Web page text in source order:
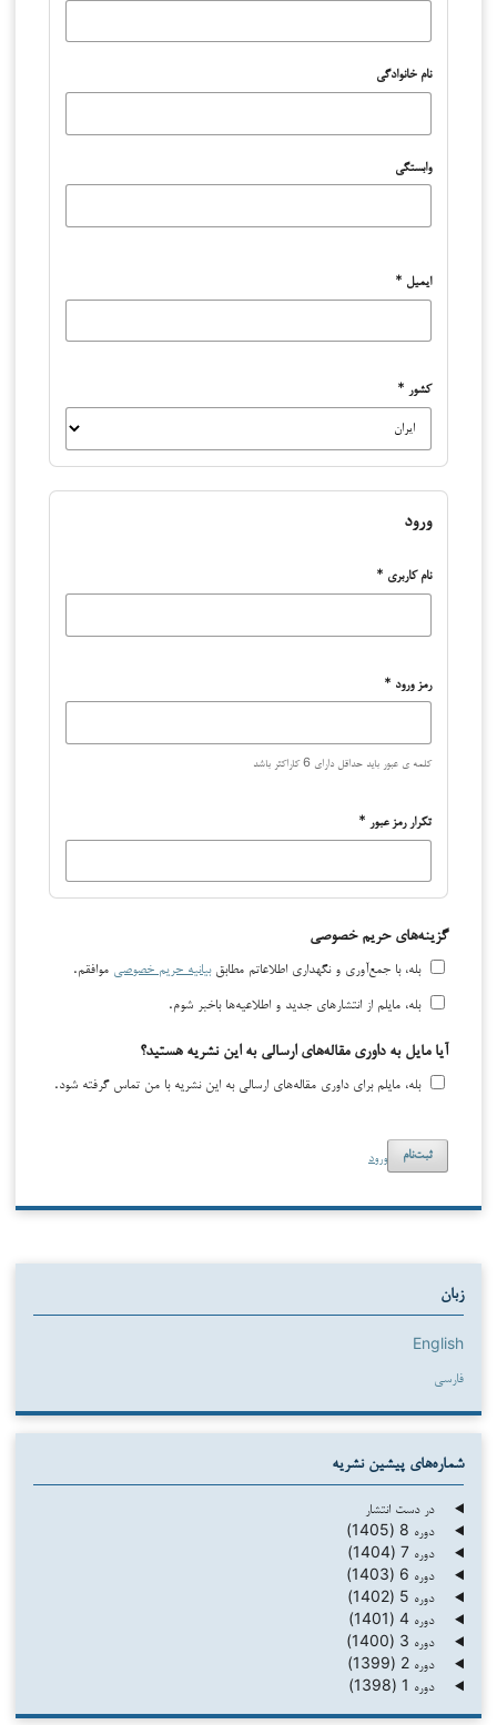
نام خانوادگی
وابستگی
ایمیل *
کشور *
ورود
نام کاربری *
رمز ورود *
کلمه ی عبور باید حداقل دارای 6 کاراکتر باشد
تکرار رمز عبور *
گزینه‌های حریم خصوصی
بله، با جمع‌آوری و نگهداری اطلاعاتم مطابقبیانیه حریم خصوصی
موافقم.
بله، مایلم از انتشارهای جدید و اطلاعیه‌ها باخبر شوم.
آیا مایل به داوری مقاله‌های ارسالی به این نشریه هستید؟
بله، مایلم برای داوری مقاله‌های ارسالی به این نشریه با من تماس گرفته شود.
ثبت‌نام ورود
زبان
English
فارسی
شماره‌های پیشین نشریه
در دست انتشار
دوره 8 (1405)
دوره 7 (1404)
دوره 6 (1403)
دوره 5 (1402)
دوره 4 (1401)
دوره 3 (1400)
دوره 2 (1399)
دوره 1 (1398)